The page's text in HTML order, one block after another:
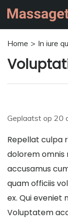
Home In iure
Geplaatst op 20
Repellat culpa
dolorem omnis
accusamus
quam officiis
ex. Qui eveniet
Voluptatem